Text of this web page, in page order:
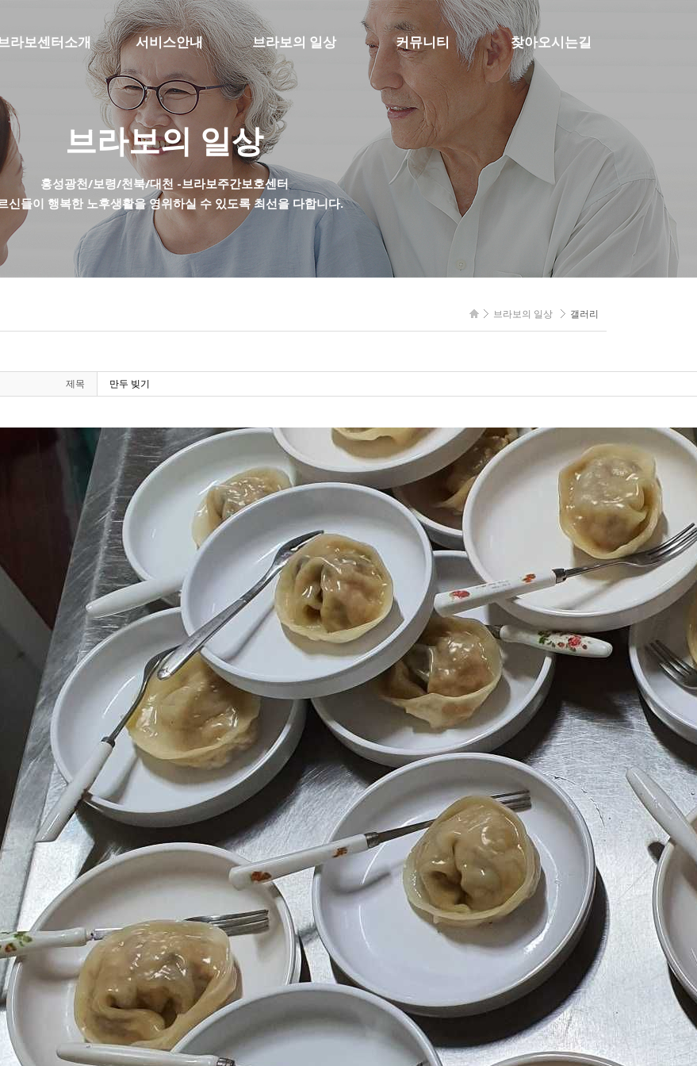
라보센터소개 서비스안내
주간보호서비스
노인요양공동생활가정
재가요양
장기요양등급 안내
급여비용 안내
주간보호서비스등급신청
브라보의 일상
갤러리
월간프로그램
가정통신문
커뮤니티
공지사항
문의하기
찾아오시는길
브라보광천주간보호센터
브라보노인복지센터
브라보해온노인복지센터
브라보의 일상
홍성광천/보령/천북/대천 -브라보주간보호센터
신들이 행복한 노후생활을 영위하실 수 있도록 최선을 다합니다.
브라보의 일상 갤러리
제목 만두 빚기